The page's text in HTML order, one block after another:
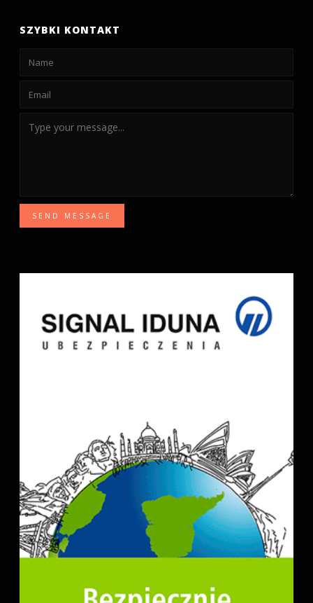
SZYBKI KONTAKT
SEND MESSAGE